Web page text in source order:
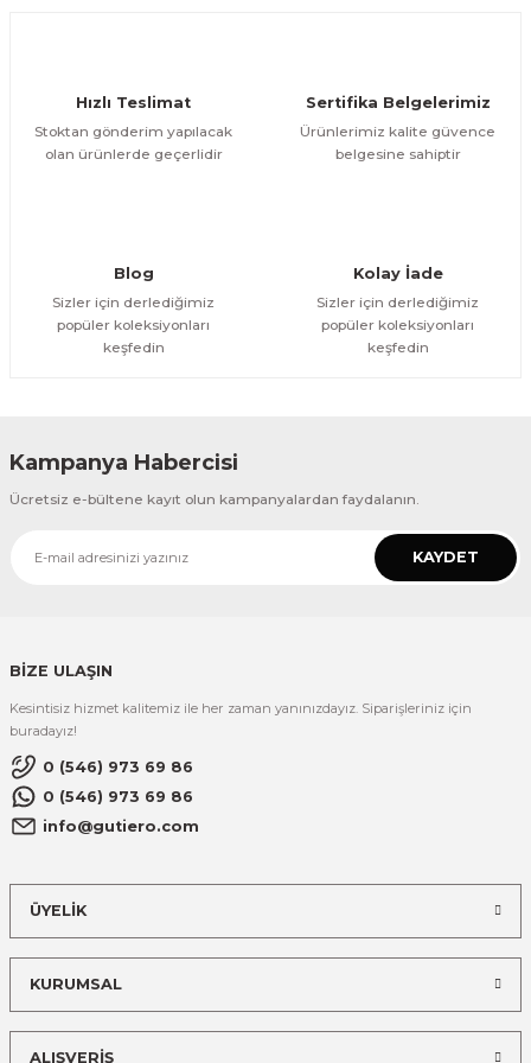
Bu ürüne benzer farklı alternatifler olmalı.
Hızlı Teslimat
Stoktan gönderim yapılacak
olan ürünlerde geçerlidir
Sertifika Belgelerimiz
Ürünlerimiz kalite güvence
belgesine sahiptir
Blog
Sizler için derlediğimiz
popüler koleksiyonları
keşfedin
Kolay İade
Sizler için derlediğimiz
popüler koleksiyonları
keşfedin
Kampanya Habercisi
Ücretsiz e-bültene kayıt olun kampanyalardan faydalanın.
KAYDET
BİZE ULAŞIN
Kesintisiz hizmet kalitemiz ile her zaman yanınızdayız. Siparişleriniz için
buradayız!
0 (546) 973 69 86
0 (546) 973 69 86
info@gutiero.com
ÜYELİK
KURUMSAL
ALIŞVERİŞ